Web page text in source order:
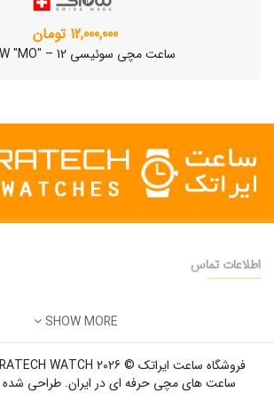
12,000,000 تومان
ساعت مچی سوئیسی SLOW "MO" – 12
ساعت مچی سوئیسی SLOW "AM/PM" – 01..
12,500,000 تومان
اطلاعات تماس
ایمیل:
زمان کاری:8 صبح تا 5 عصر
SHOW MORE
ساعت های مچی حرفه ای در ایران. طراحی